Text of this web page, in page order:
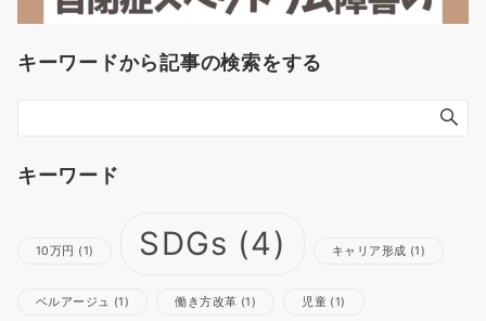
キーワードから記事の検索をする
キーワード
10万円 (1) SDGs (4) キャリア形成 (1)
ベルアージュ (1) 働き方改革 (1) 児童 (1)